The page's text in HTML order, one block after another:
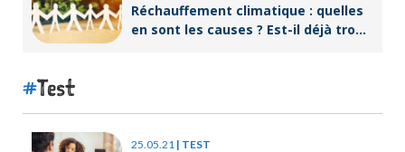
Réchauffement climatique : quelles
en sont les causes ? Est-il déjà trop
Test
25.05.21 | TEST